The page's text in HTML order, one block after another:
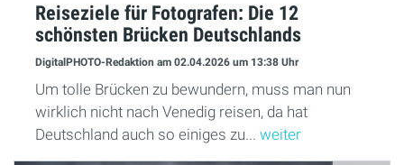
Reiseziele für Fotografen: Die 12
schönsten Brücken Deutschlands
DigitalPHOTO-Redaktion am 02.04.2026 um 13:38 Uhr
Um tolle Brücken zu bewundern, muss man nun
wirklich nicht nach Venedig reisen, da hat
Deutschland auch so einiges zu... weiter